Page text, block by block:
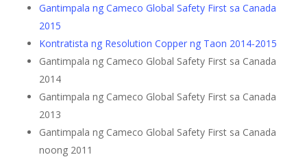
Gantimpala ng Cameco Global Safety First sa Canada
2015
Kontratista ng Resolution Copper ng Taon 2014-2015
Gantimpala ng Cameco Global Safety First sa Canada
2014
Gantimpala ng Cameco Global Safety First sa Canada
2013
Gantimpala ng Cameco Global Safety First sa Canada
noong 2011